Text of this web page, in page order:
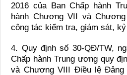
2016 của Ban Chấp hành
hành Chương VII và Chương
công tác kiểm tra, giám sát, kỷ
4. Quy định số 30-QĐ/TW,
Chấp hành Trung ương quy
và ChươngVIII Điềulệ Đảng